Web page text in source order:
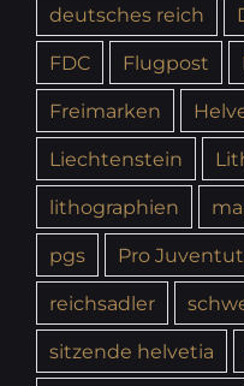
deutsches reich
FDC
Flugpost
Freimarken
Liechtenstein
lithographien
pgs
Pro
reichsadler
sitzende helvetia